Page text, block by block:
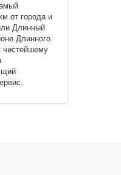
от города и
Длинный
Длинного
чистейшему